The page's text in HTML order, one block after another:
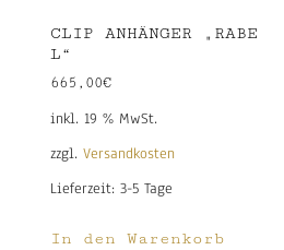
CLIP ANHÄNGER „RABE
L“
665,00€
inkl. 19 % MwSt.
zzgl. Versandkosten
Lieferzeit: 3-5 Tage
In den Warenkorb